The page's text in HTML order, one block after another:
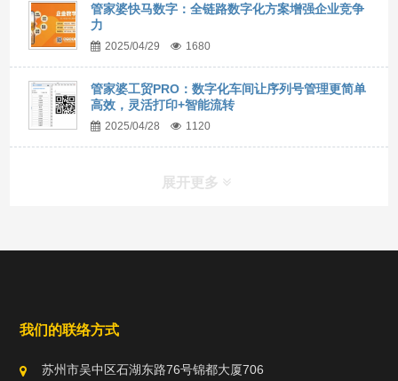
管家婆快马数字：全链路数字化方案增强企业竞争
力
2025/04/29 1680
管家婆工贸PRO：数字化车间让序列号管理更简单
高效，灵活打印+智能流转
2025/04/28 1120
展开更多
我们的联络方式
苏州市吴中区石湖东路76号锦都大厦706